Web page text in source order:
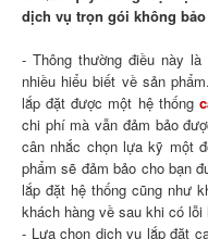
dịch vụ trọn gói không
- Thông thường điều này
nhiều hiểu biết về sản
lắp đặt được một hệ thống
chi phí mà vẫn đảm bảo
cân nhắc chọn lựa kỹ một
phẩm sẽ đảm bảo cho bạn
lắp đặt hệ thống cũng như
khách hàng về sau khi có lỗi
- Lựa chọn dịch vụ lắp đặt